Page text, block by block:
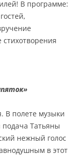
В программе:
В полете музыки
подача Татьяны
нежный голос
в этот